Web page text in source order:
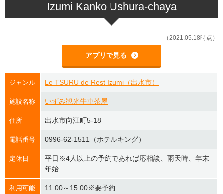
Izumi Kanko Ushura-chaya
（2021.05.18時点）
アプリで見る
ジャンル Le TSURU de Rest Izumi（出水市）
施設名称 いずみ観光牛車茶屋
住所 出水市向江町5-18
電話番号 0996-62-1511（ホテルキング）
定休日
平日※4人以上の予約であれば応相談、雨天時、年末
年始
利用可能
11:00～15:00※要予約